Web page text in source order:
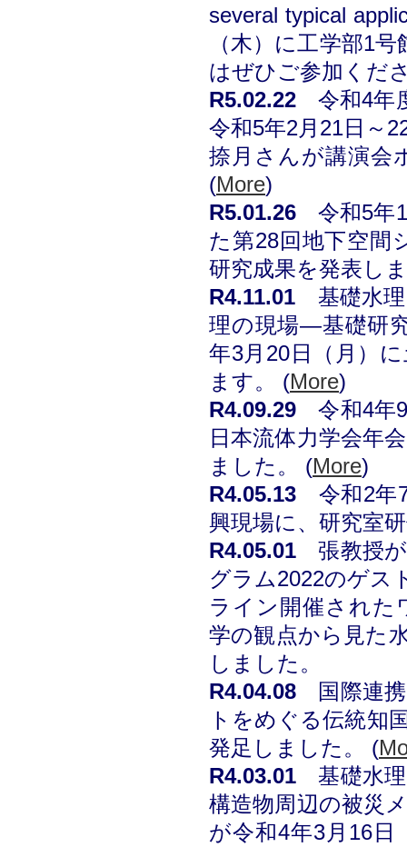
several typical
（木）に工学部1
はぜひご参加くだ
R5.02.22
令和4年
令和5年2月 21日～ 2
捺月さんが講演会
(More)
R5.01.26
令和5年
た第28回地下空間
研究成果を発表し
R4.11.01
基礎水
理の現場―基礎研
年3月20日（月）
ます。
(More)
R4.09.29
令和4年
日本流体力学会年会
ました。
(More)
R4.05.13
令和2年
興現場に、研究室
R4.05.01
張教授
グラム2022のゲス
ライン開催された
学の観点から見た
しました。
R4.04.08
国際連
トをめぐる伝統知
発足しました。
(
R4.03.01
基礎水
構造物周辺の被災
が令和4年3月16